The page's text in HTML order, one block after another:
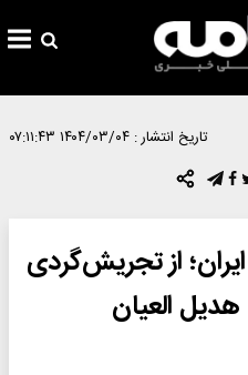
تاریخ انتشار : ۱۴۰۴/۰۳/۰۴ ۰۷:۱۱:۴۳
از تجریش‌گردی
العیان